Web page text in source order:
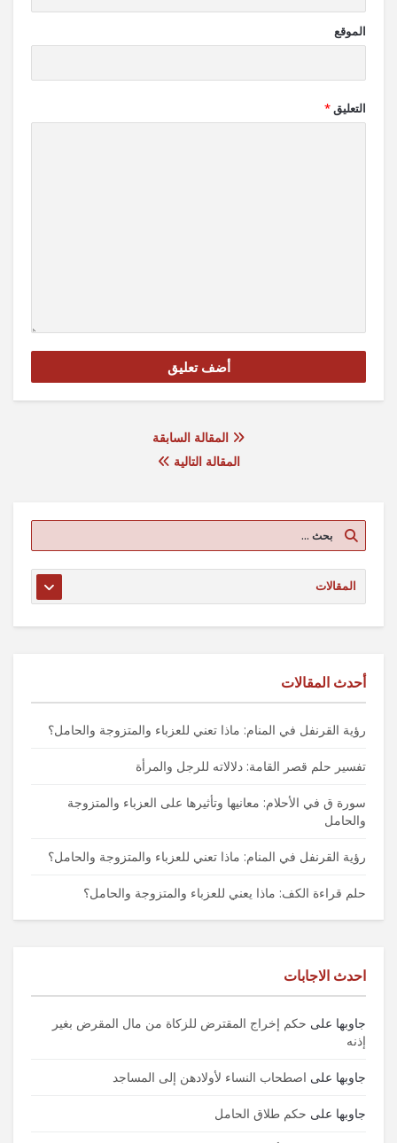
الموقع
التعليق*
المقالة السابقة
المقالة التالية
أحدث المقالات
رؤية القرنفل في المنام: ماذا تعني للعزباء والمتزوجة والحامل؟
تفسير حلم قصر القامة: دلالاته للرجل والمرأة
سورة ق في الأحلام: معانيها وتأثيرها على العزباء والمتزوجة
والحامل
رؤية القرنفل في المنام: ماذا تعني للعزباء والمتزوجة والحامل؟
حلم قراءة الكف: ماذا يعني للعزباء والمتزوجة والحامل؟
احدث الاجابات
جاوبها على حكم إخراج المقترض للزكاة من مال المقرض بغير
إذنه
جاوبها على اصطحاب النساء لأولادهن إلى المساجد
جاوبها على حكم طلاق الحامل